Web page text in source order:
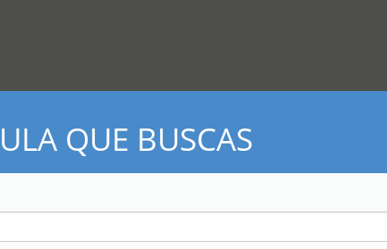
QUE BUSCAS